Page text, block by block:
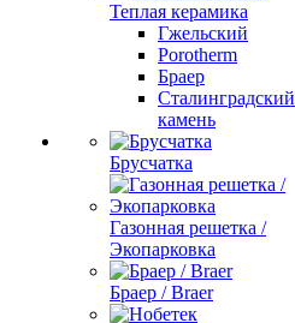
Теплая керамика
Гжельский
Porotherm
Браер
Сталинградский
камень
Брусчатка
Газонная решетка /
Экопарковка
Браер / Braer